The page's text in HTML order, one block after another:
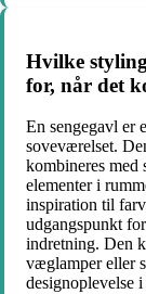
Hvilke
for, når det
En sengegavl er
soveværelset.
kombineres med
elementer i
inspiration til
udgangspunkt
indretning. Den
væglamper eller
designoplevelse